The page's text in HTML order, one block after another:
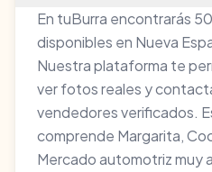
En tuBurra encontrarás
disponibles en Nueva
Nuestra plataforma te
ver fotos reales y
vendedores verificados.
comprende Margarita,
Mercado automotriz muy